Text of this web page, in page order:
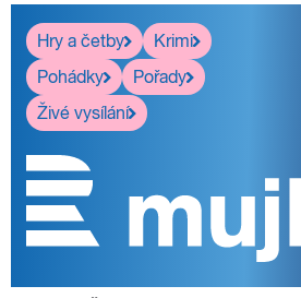
Hry a četby
Krimi
Pohádky
Pořady
Živé vysílání